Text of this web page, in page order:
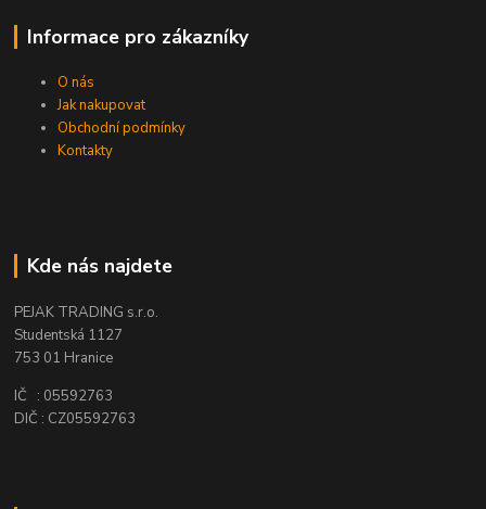
Informace pro zákazníky
O nás
Jak nakupovat
Obchodní podmínky
Kontakty
Kde nás najdete
PEJAK TRADING s.r.o.
Studentská 1127
753 01 Hranice
IČ : 05592763
DIČ : CZ05592763